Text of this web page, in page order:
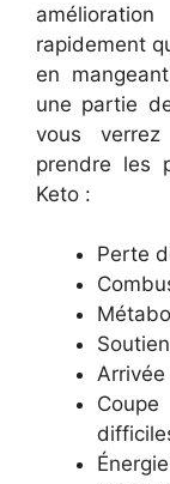
rapidement
en
une partie
vous
prendre les
Keto :
Perte